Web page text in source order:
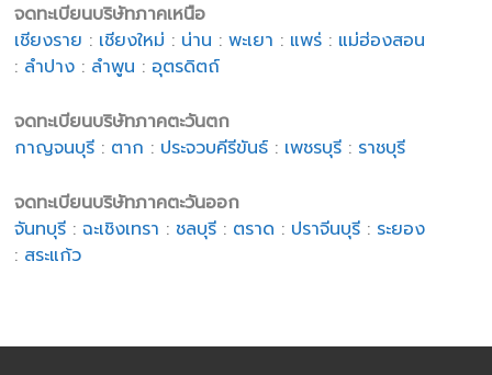
จดทะเบียนบริษัทภาคเหนือ
เชียงราย : เชียงใหม่ : น่าน :พะเยา : แพร่ : แม่ฮ่องสอน
: ลำปาง : ลำพูน : อุตรดิตถ์
จดทะเบียนบริษัทภาคตะวันตก
กาญจนบุรี : ตาก : ประจวบคีรีขันธ์ : เพชรบุรี : ราชบุรี
จดทะเบียนบริษัทภาคตะวันออก
จันทบุรี : ฉะเชิงเทรา : ชลบุรี : ตราด : ปราจีนบุรี : ระยอง
: สระแก้ว